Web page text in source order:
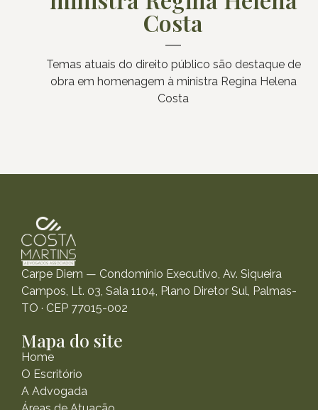
Costa
Temas atuais do direito público são destaque de
obra em homenagem à ministra Regina Helena
Costa
Carpe Diem — Condomínio Executivo, Av. Siqueira
Campos, Lt. 03, Sala 1104, Plano Diretor Sul, Palmas-
TO · CEP 77015-002
Mapa do site
Home
O Escritório
A Advogada